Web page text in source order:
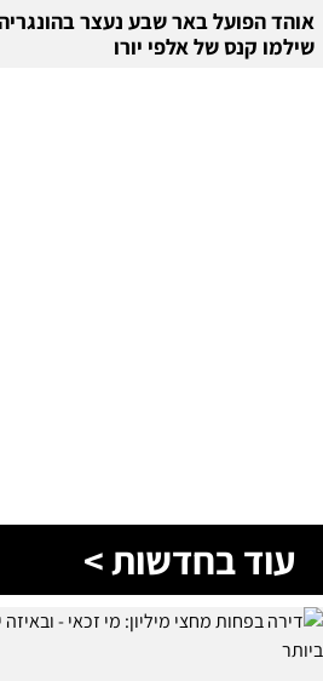
אוהד הפועל באר שבע נעצר
שילמו קנס של אלפי יורו
עוד בחדשות >